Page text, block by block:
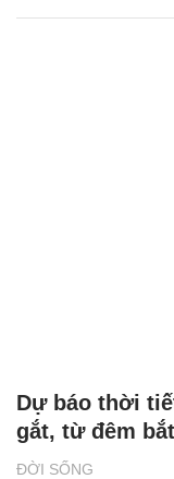
ĐỜI SỐNG
Dự báo thời
gắt, từ đêm